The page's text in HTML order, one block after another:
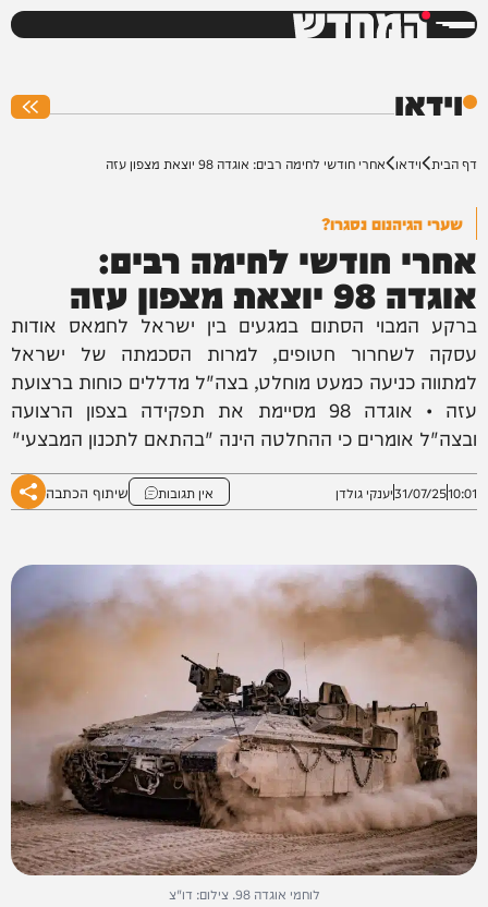
המחדש
וידאו
דף הבית וידאו אחרי חודשי לחימה רבים: אוגדה 98 יוצאת מצפון עזה
שערי הגיהנום נסגרו?
אחרי חודשי לחימה רבים:
אוגדה 98 יוצאת מצפון עזה
ברקע המבוי הסתום במגעים בין ישראל לחמאס אודות
עסקה לשחרור חטופים, למרות הסכמתה של ישראל
למתווה כניעה כמעט מוחלט, בצה"ל מדללים כוחות ברצועת
עזה • אוגדה 98 מסיימת את תפקידה בצפון הרצועה
ובצה"ל אומרים כי ההחלטה הינה "בהתאם לתכנון המבצעי"
10:01
31/07/25יענקי גולדן אין תגובות שיתוף הכתבה
לוחמי אוגדה 98. צילום: דו"צ